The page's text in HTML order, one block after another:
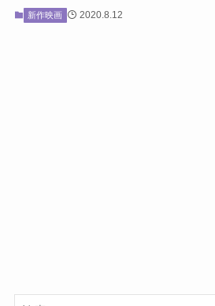
新作映画 2020.8.12